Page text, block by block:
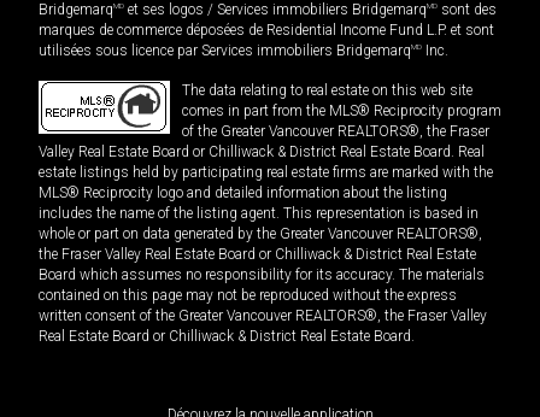
BridgemarqMD et ses logos / Services immobiliers BridgemarqMD sont des
marques de commerce déposées de Residential Income Fund L.P. et sont
utilisées sous licence par Services immobiliers BridgemarqMD Inc.
The data relating to real estate on this web site
comes in part from the MLS® Reciprocity program
of the Greater Vancouver REALTORS®, the Fraser
Valley Real Estate Board or Chilliwack & District Real Estate Board. Real
estate listings held by participating real estate firms are marked with the
MLS® Reciprocity logo and detailed information about the listing
includes the name of the listing agent. This representation is based in
whole or part on data generated by the Greater Vancouver REALTORS®,
the Fraser Valley Real Estate Board or Chilliwack & District Real Estate
Board which assumes no responsibility for its accuracy. The materials
contained on this page may not be reproduced without the express
written consent of the Greater Vancouver REALTORS®, the Fraser Valley
Real Estate Board or Chilliwack & District Real Estate Board.